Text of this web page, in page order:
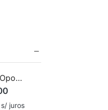
Escapulário Ho'Oponopono Ouro 122207
s/ juros